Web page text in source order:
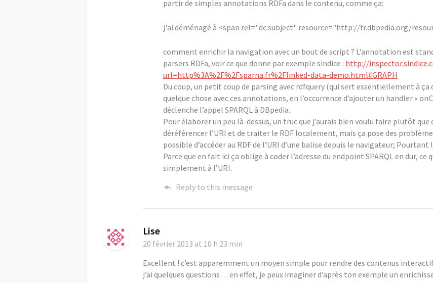
partir de simples annotations RDFa dans le contenu, comme ça:
j'ai déménagé à <span rel="dc:subject" resource="http://fr.dbpedia.org/
comment enrichir la navigation avec un bout de script ? L’annotation est
parsers RDFa, voir ce que donne par exemple sindice : http://
url=http%3A%2F%2Fsparna.fr%2Flinked-data-demo.html#GRAPH
Du coup, un petit coup de parsing avec rdfquery (qui sert essentiellement à ça
quelque chose avec ces annotations, en l’occurrence d’ajouter un handler «
déclenche l’appel SPARQL à DBpedia.
Pour élaborer un peu là-dessus, un truc que j’aurais bien voulu faire plutôt que
déréférencer l’URI et de traiter le RDF localement, mais ça pose des
possible d’accéder au RDF de l’URI d’une balise depuis le navigateur;
Parce que en fait ici ça oblige à coder l’adresse du endpoint SPARQL en dur,
simplement à l’URI.
Reply to this message
Lise
20 février 2013 at 10 h 23 min
Excellent ! c’est apparemment un moyen simple pour rendre des contenus
j’ai quelques questions… en effet, je peux imaginer d’après ton exemple un